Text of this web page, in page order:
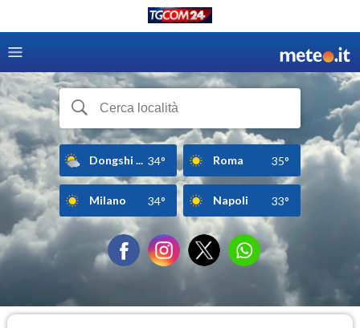
Dongshi ... 34° Roma 35°
Milano 34° Napoli 33°